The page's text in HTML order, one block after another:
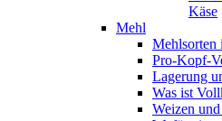
Käse
Mehl
Pro-Kopf-
Lagerung
Was ist
Weizen